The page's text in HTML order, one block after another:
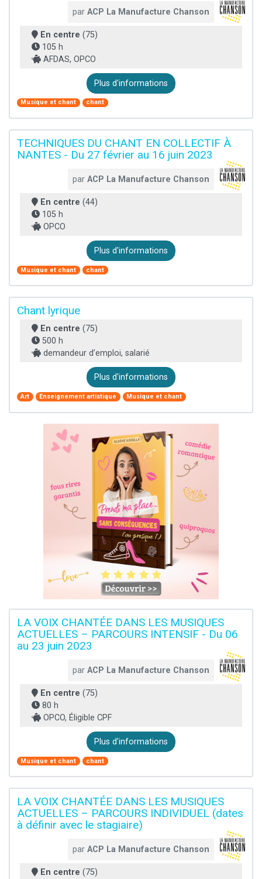
parACP La Manufacture Chanson
En centre (75)
105 h
AFDAS, OPCO
Plus d'informations
Musique et chant chant
TECHNIQUES DU CHANT EN COLLECTIF À
NANTES - Du 27 février au 16 juin 2023
parACP La Manufacture Chanson
En centre (44)
105 h
OPCO
Plus d'informations
Musique et chant chant
Chant lyrique
En centre (75)
500 h
demandeur d’emploi, salarié
Plus d'informations
Art Enseignement artistique Musique et chant
LA VOIX CHANTÉE DANS LES MUSIQUES
ACTUELLES – PARCOURS INTENSIF - Du 06
au 23 juin 2023
parACP La Manufacture Chanson
En centre (75)
80 h
OPCO, Éligible CPF
Plus d'informations
Musique et chant chant
LA VOIX CHANTÉE DANS LES MUSIQUES
ACTUELLES – PARCOURS INDIVIDUEL (dates
à définir avec le stagiaire)
parACP La Manufacture Chanson
En centre (75)